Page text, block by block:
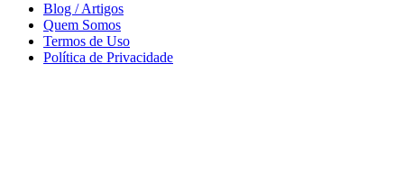
Blog / Artigos
Quem Somos
Termos de Uso
Política de Privacidade